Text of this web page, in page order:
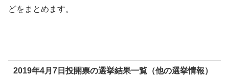
どをまとめます。
2019年4月7日投開票の選挙結果一覧（他の選挙情報）